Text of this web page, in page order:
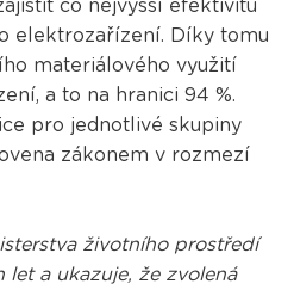
co nejvyšší efektivitu
elektrozařízení. Díky tomu
materiálového využití
a to na hranici 94 %.
pro jednotlivé skupiny
zákonem v rozmezí
životního prostředí
let a ukazuje, že zvolená